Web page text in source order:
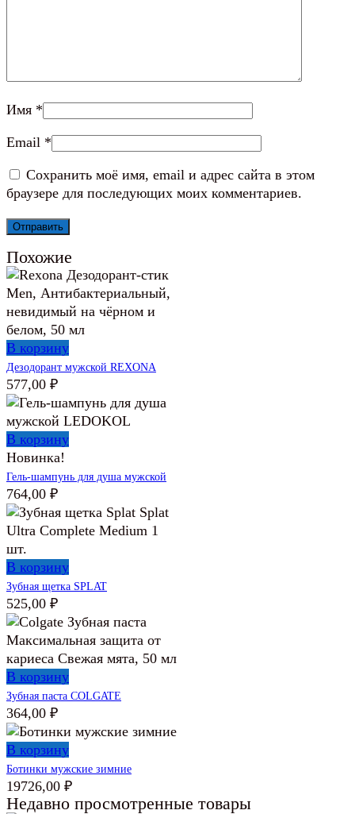
Имя *
Email *
Сохранить моё имя, email и адрес сайта в этом
браузере для последующих моих комментариев.
Похожие
В корзину
Дезодорант мужской REXONA
577,00 ₽
В корзину
Новинка!
Гель-шампунь для душа мужской
764,00 ₽
В корзину
Зубная щетка SPLAT
525,00 ₽
В корзину
Зубная паста COLGATE
364,00 ₽
В корзину
Ботинки мужские зимние
19726,00 ₽
Недавно просмотренные товары